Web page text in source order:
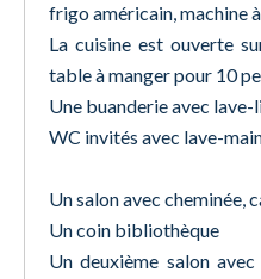
frigo américain, machine
La cuisine est ouverte
table à manger pour 10
Une buanderie avec
WC invités avec lave-
Un salon avec cheminée,
Un coin bibliothèque
Un deuxième salon